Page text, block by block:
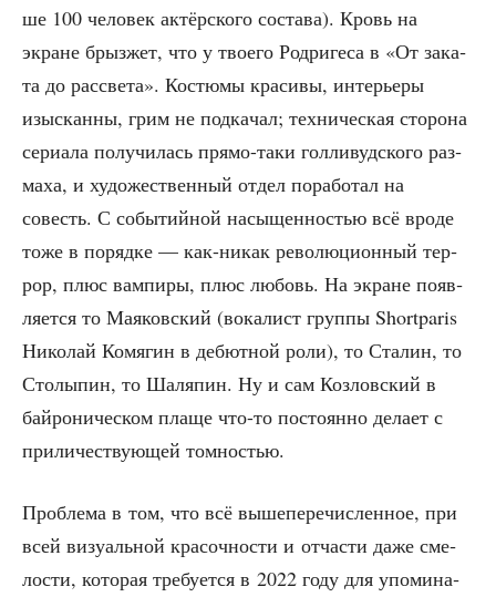
ше 100 чело­век актёр­ско­го соста­ва). Кровь на
экране брыз­жет, что у тво­е­го Род­ри­ге­са в «От зака­
та до рас­све­та». Костю­мы кра­си­вы, инте­рье­ры
изыс­кан­ны, грим не под­ка­чал; тех­ни­че­ская сто­ро­на
сери­а­ла полу­чи­лась пря­мо-таки гол­ли­вуд­ско­го раз­
ма­ха, и худо­же­ствен­ный отдел пора­бо­тал на
совесть. С собы­тий­ной насы­щен­но­стью всё вро­де
тоже в поряд­ке — как-никак рево­лю­ци­он­ный тер­
рор, плюс вам­пи­ры, плюс любовь. На экране появ­
ля­ет­ся то Мая­ков­ский (вока­лист груп­пы Shortparis
Нико­лай Комя­гин в дебют­ной роли), то Ста­лин, то
Сто­лы­пин, то Шаля­пин. Ну и сам Коз­лов­ский в
бай­ро­ни­че­ском пла­ще что-то посто­ян­но дела­ет с
при­ли­че­ству­ю­щей томностью.
Про­бле­ма в том, что всё выше­пе­ре­чис­лен­ное, при
всей визу­аль­ной кра­соч­но­сти и отча­сти даже сме­
ло­сти, кото­рая тре­бу­ет­ся в 2022 году для упо­ми­на­